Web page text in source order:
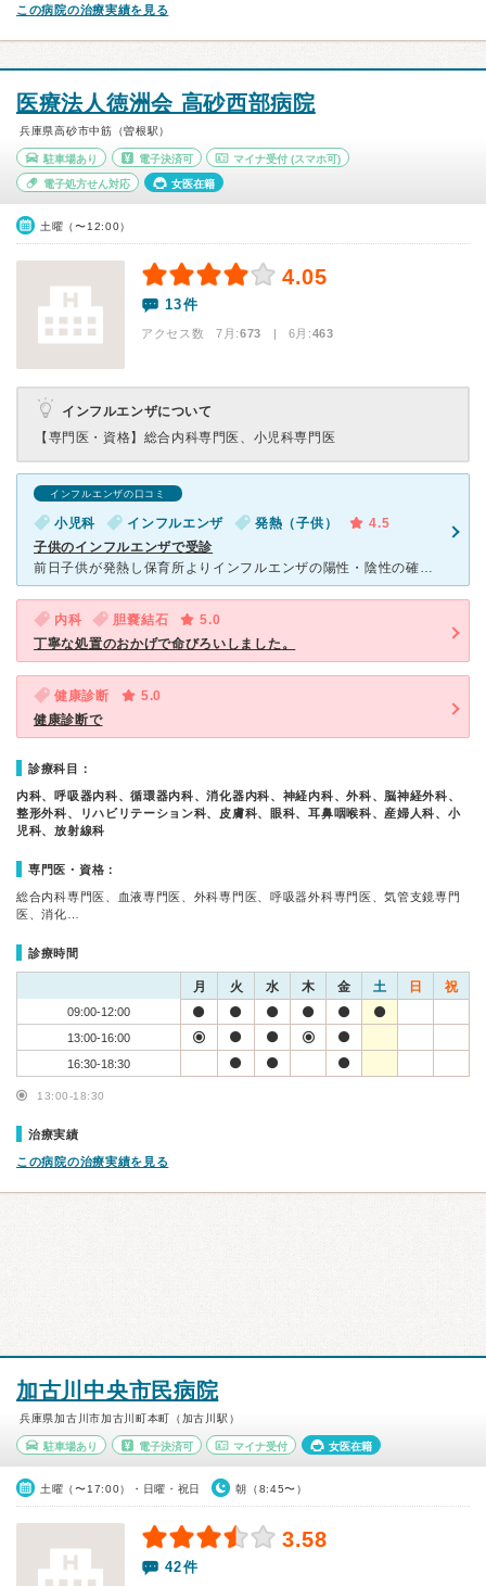
この病院の治療実績を見る
医療法人徳洲会 高砂西部病院
兵庫県高砂市中筋（曽根駅）
駐車場あり 電子決済可 マイナ受付 (スマホ可)
電子処方せん対応 女医在籍
土曜（〜12:00）
4.05
13件
アクセス数 7月:673 | 6月:463
インフルエンザについて
【専門医・資格】 総合内科専門医、小児科専門医
インフルエンザの口コミ
小児科 インフルエンザ 発熱（子供）
4.5
子供のインフルエンザで受診
前日子供が発熱し保育所よりインフルエンザの陽性・陰性の確認依頼があったため受診。病院にとってはいいことではないかもしれないが受診当日は小児科外来は空いていたため受付後20～30分程度で受診・検査となっ
内科 胆嚢結石
5.0
丁寧な処置のおかげで命びろいしました。
健康診断
5.0
健康診断で
診療科目：
内科、呼吸器内科、循環器内科、消化器内科、神経内科、外科、脳神経外科、
整形外科、リハビリテーション科、皮膚科、眼科、耳鼻咽喉科、産婦人科、小
児科、放射線科
専門医・資格：
総合内科専門医、血液専門医、外科専門医、呼吸器外科専門医、気管支鏡専門
医、消化…
診療時間
月 火 水 木 金 土 日 祝
09:00-12:00
13:00-16:00
16:30-18:30
13:00-18:30
治療実績
この病院の治療実績を見る
加古川中央市民病院
兵庫県加古川市加古川町本町（加古川駅）
駐車場あり 電子決済可 マイナ受付 女医在籍
土曜（〜17:00）・日曜・祝日 朝（8:45〜）
3.58
42件